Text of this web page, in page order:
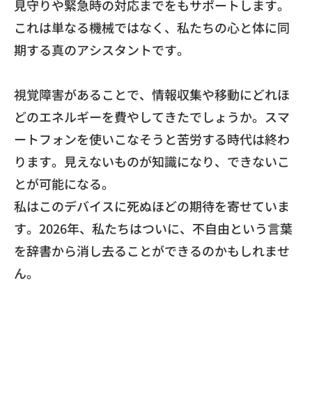
見守りや緊急時の対応までをもサポートします。
これは単なる機械ではなく、 私たちの心と体に同
期する真のアシスタントです。
視覚障害があることで、 情報収集や移動にどれほ
どのエネルギーを費やしてきたでしょうか。スマ
ートフォンを使いこなそうと苦労する時代は終わ
ります。 見えないものが知識になり、できないこ
とが可能になる。
​私はこのデバイスに死ぬほどの期待を寄せていま
す。 2026年、私たちはついに、 不自由という言葉
を辞書から消し去ることができるのかもしれませ
ん。